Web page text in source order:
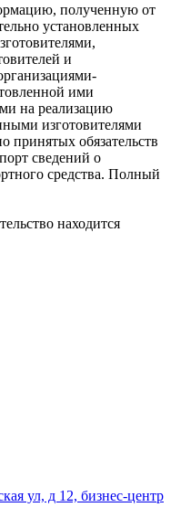
полученную от
установленных
и
ими
на реализацию
изготовителями
обязательств
сведений о
средства. Полный
находится
ул, д 12, бизнес-центр